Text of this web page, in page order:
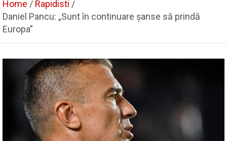
Home
Rapidisti
Daniel Pancu: „Sunt în continuare șanse să prindă
Europa”